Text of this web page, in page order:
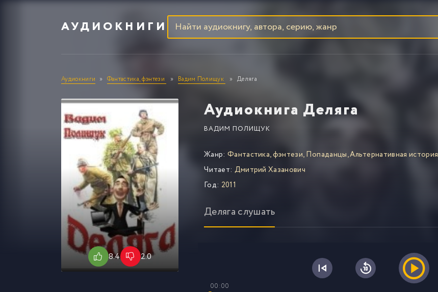
АУДИОКНИГИ
Аудиокниги Фантастика, фэнтези Вадим Полищук Деляга
Аудиокнига Деляга
ВАДИМ ПОЛИЩУК
8.4 2.0
Жанр: Фантастика, фэнтези,Попаданцы,Альтернативная история
Читает: Дмитрий Хазанович
Год: 2011
Деляга слушать
00:00